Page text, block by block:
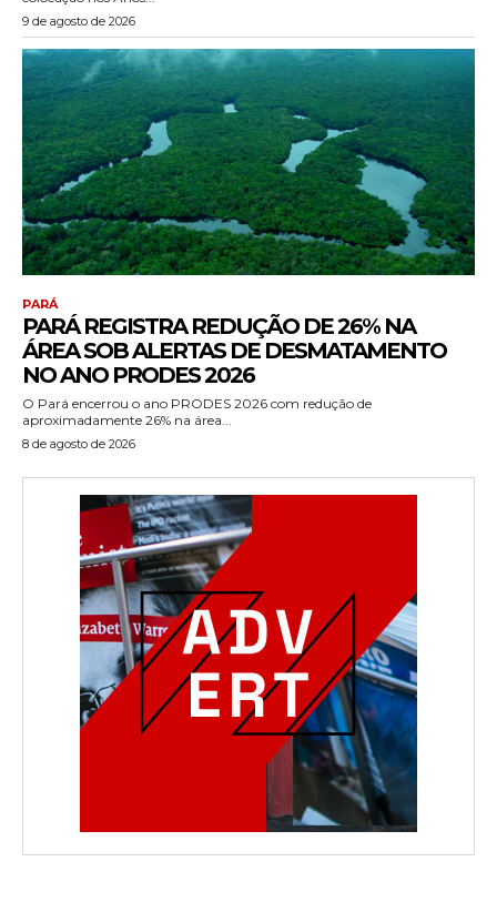
9 de agosto de 2026
PARÁ
PARÁ REGISTRA REDUÇÃO DE 26% NA
ÁREA SOB ALERTAS DE DESMATAMENTO
NO ANO PRODES 2026
O Pará encerrou o ano PRODES 2026 com redução de
aproximadamente 26% na área...
8 de agosto de 2026